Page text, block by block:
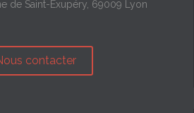
de Saint-Exupéry, 69009 Lyon
contacter